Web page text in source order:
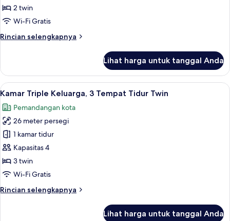
2 twin
Wi-Fi Gratis
Rincian selengkapnya
Rincian
Kamar
Twin
Lihat harga untuk tanggal Anda
Lihat
semua
foto
untuk
Kamar
Triple
Keluarga,
3
Tidur
Kamar Triple Keluarga, 3 Tempat
3
Kamar Triple Keluarga, 3 Tempat Tidur Twin
Pemandangan kota
26 meter persegi
1 kamar tidur
Kapasitas 4
3 twin
Wi-Fi Gratis
Rincian selengkapnya
Rincian
Lihat harga untuk tanggal Anda